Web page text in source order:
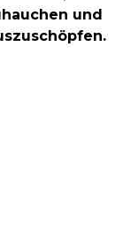
und